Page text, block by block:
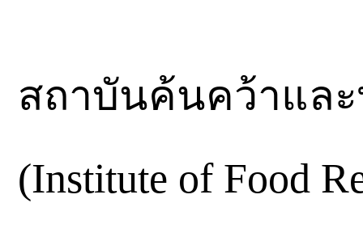
สถาบันค้นคว้าแล
(Institute of Food